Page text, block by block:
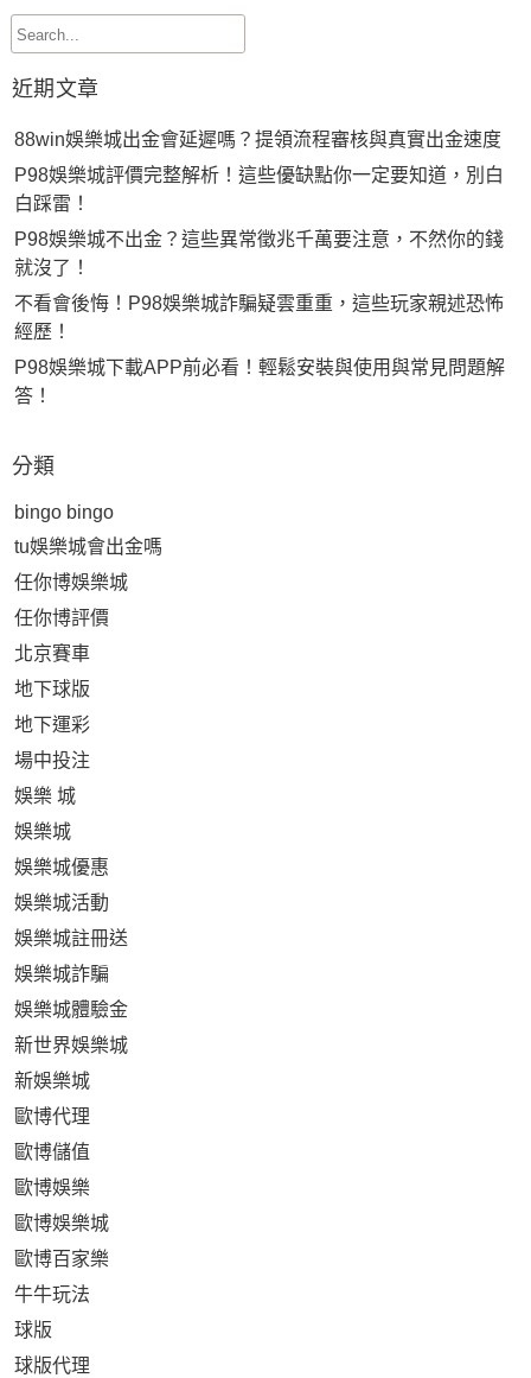
近期文章
88win娛樂城出金會延遲嗎？提領流程審核與真實出金速度
P98娛樂城評價完整解析！這些優缺點你一定要知道，別白
白踩雷！
P98娛樂城不出金？這些異常徵兆千萬要注意，不然你的錢
就沒了！
不看會後悔！P98娛樂城詐騙疑雲重重，這些玩家親述恐怖
經歷！
P98娛樂城下載APP前必看！輕鬆安裝與使用與常見問題解
答！
分類
bingo bingo
tu娛樂城會出金嗎
任你博娛樂城
任你博評價
北京賽車
地下球版
地下運彩
場中投注
娛樂 城
娛樂城
娛樂城優惠
娛樂城活動
娛樂城註冊送
娛樂城詐騙
娛樂城體驗金
新世界娛樂城
新娛樂城
歐博代理
歐博儲值
歐博娛樂
歐博娛樂城
歐博百家樂
牛牛玩法
球版
球版代理